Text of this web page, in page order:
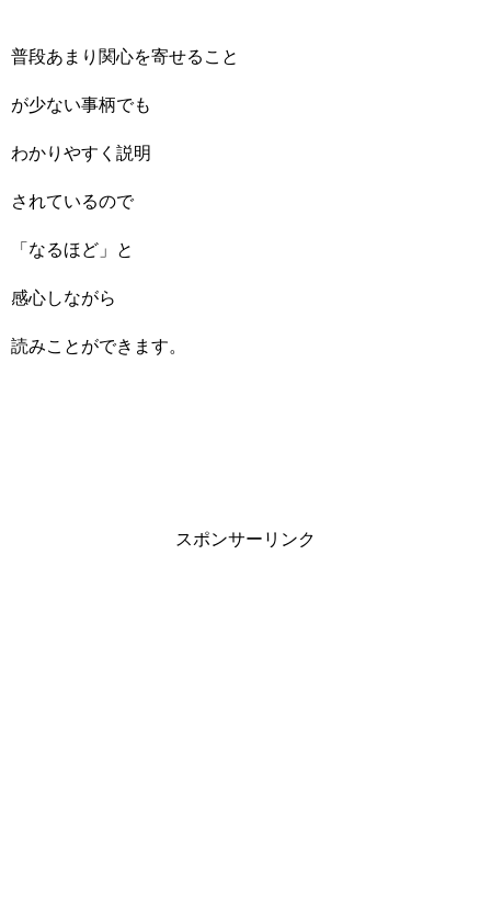
普段あまり関心を寄せること
が少ない事柄でも
わかりやすく説明
されているので
「なるほど」と
感心しながら
読みことができます。
スポンサーリンク